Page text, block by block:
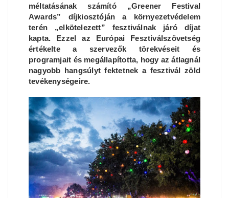
méltatásának számító „Greener Festival
Awards” díjkiosztóján a környezetvédelem
terén „elkötelezett” fesztiválnak járó díjat
kapta. Ezzel az Európai Fesztiválszövetség
értékelte a szervezők törekvéseit és
programjait és megállapította, hogy az átlagnál
nagyobb hangsúlyt fektetnek a fesztivál zöld
tevékenységeire.